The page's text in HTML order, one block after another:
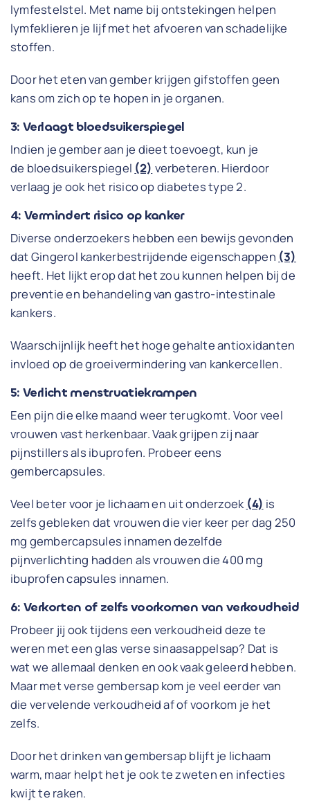
lymfestelstel. Met name bij ontstekingen helpen
lymfeklieren je lijf met het afvoeren van schadelijke
stoffen.
Door het eten van gember krijgen gifstoffen geen
kans om zich op te hopen in je organen.
3: Verlaagt bloedsuikerspiegel
Indien je gember aan je dieet toevoegt, kun je
de bloedsuikerspiegel (2) verbeteren. Hierdoor
verlaag je ook het risico op diabetes type 2.
4: Vermindert risico op kanker
Diverse onderzoekers hebben een bewijs gevonden
dat Gingerol kankerbestrijdende eigenschappen (3)
heeft. Het lijkt erop dat het zou kunnen helpen bij de
preventie en behandeling van gastro-intestinale
kankers.
Waarschijnlijk heeft het hoge gehalte antioxidanten
invloed op de groeivermindering van kankercellen.
5: Verlicht menstruatiekrampen
Een pijn die elke maand weer terugkomt. Voor veel
vrouwen vast herkenbaar. Vaak grijpen zij naar
pijnstillers als ibuprofen. Probeer eens
gembercapsules.
Veel beter voor je lichaam en uit onderzoek (4) is
zelfs gebleken dat vrouwen die vier keer per dag 250
mg gembercapsules innamen dezelfde
pijnverlichting hadden als vrouwen die 400 mg
ibuprofen capsules innamen.
6: Verkorten of zelfs voorkomen van verkoudheid
Probeer jij ook tijdens een verkoudheid deze te
weren met een glas verse sinaasappelsap? Dat is
wat we allemaal denken en ook vaak geleerd hebben.
Maar met verse gembersap kom je veel eerder van
die vervelende verkoudheid af of voorkom je het
zelfs.
Door het drinken van gembersap blijft je lichaam
warm, maar helpt het je ook te zweten en infecties
kwijt te raken.